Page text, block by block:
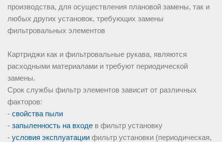
производства, для осуществления плановой замены, так и
любых других установок, требующих замены
фильтровальных элементов
Картриджи как и фильтровальные рукава, являются
расходными материалами и требуют периодической
замены.
Срок службы фильтр элементов зависит от различных
факторов:
- свойства пыли
- запыленность на входе в фильтр установку
- условия эксплуатации фильтр установки (периодическая,